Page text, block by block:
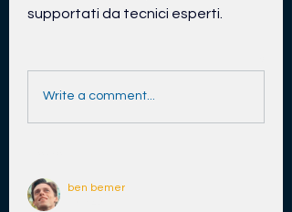
supportati da tecnici esperti.
Write a comment...
ben bemer